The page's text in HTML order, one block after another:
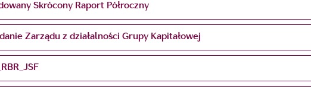
Skrócony Raport Półroczny
Zarządu z działalności Grupy Kapitałowej